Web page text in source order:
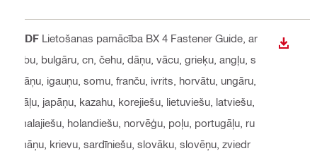
PDF Lietošanas pamācība BX 4 Fastener Guide , ar
ābu, bulgāru, cn, čehu, dāņu, vācu, grieķu, angļu, s
pāņu, igauņu, somu, franču, ivrits, horvātu, ungāru,
itāļu, japāņu, kazahu, korejiešu, lietuviešu, latviešu,
malajiešu, holandiešu, norvēģu, poļu, portugāļu, ru
māņu, krievu, sardīniešu, slovāku, slovēņu, zviedr